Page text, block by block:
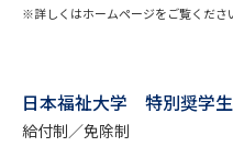
新学年スタート号特集ページ
（高3生用）
※詳しくはホームページをご覧くださ
日本福祉大学 特別奨学
給付制／免除制